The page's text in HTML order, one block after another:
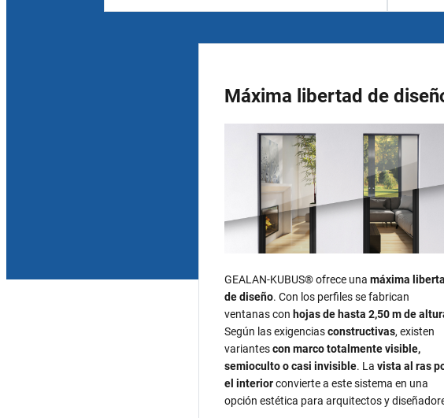
Máxima libertad de
GEALAN‑KUBUS® ofrece una máxima
de diseño. Con los perfiles se fabrican
ventanas con hojas de hasta 2,50 m de
Según las exigenciasconstructivas, existen
variantescon marco totalmente visible,
semioculto o casi invisible. La vista al ras
el interiorconvierte a este sistema en una
opción estética para arquitectos y